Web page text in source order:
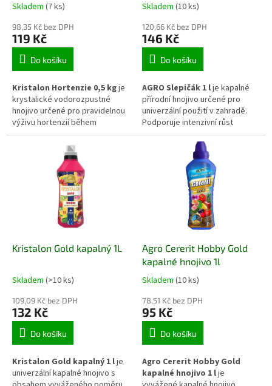
Skladem (7 ks)
98,35 Kč bez DPH
119 Kč
Do košíku
Kristalon Hortenzie 0,5 kgje
krystalické vodorozpustné
hnojivo určené pro pravidelnou
výživu hortenzií během
vegetační sezóny. Vyvážené
složení živin podporuje zdravý
růst, pevné výhony a bohaté
nasazení květů. Díky snadné
rozpustnosti ve vodě umožňuje
přesné dávkování a rychlou
dostupnost živin pro kořenový
Skladem (10 ks)
120,66 Kč bez DPH
146 Kč
Do košíku
AGRO Slepičák 1 lje kapalné
přírodní hnojivo určené pro
univerzální použití v zahradě.
Podporuje intenzivní růst
rostlin, zlepšuje biologickou
aktivitu půdy a přispívá k vyšší
úrodnosti i celkové vitalitě
pěstovaných plodin.
Kristalon Gold kapalný 1L
Skladem (>10 ks)
109,09 Kč bez DPH
132 Kč
Do košíku
Kristalon Gold kapalný 1 lje
univerzální kapalné hnojivo s
Agro Cererit Hobby Gold
kapalné hnojivo 1l
Skladem (10 ks)
78,51 Kč bez DPH
95 Kč
Do košíku
Agro Cererit Hobby Gold
kapalné hnojivo 1 lje